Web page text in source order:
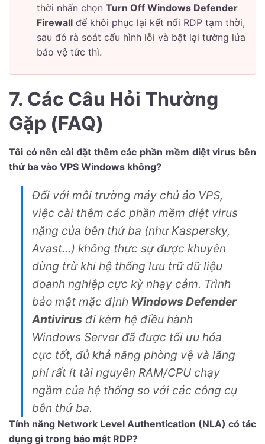
thời nhấn chọn Turn Off Windows Defender
Firewallđể khôi phục lại kết nối RDP tạm thời,
sau đó rà soát cấu hình lỗi và bật lại tường lửa
bảo vệ tức thì.
7. Các Câu Hỏi Thường
Gặp (FAQ)
Tôi có nên cài đặt thêm các phần mềm diệt virus bên
thứ ba vào VPS Windows không?
Đối với môi trường máy chủ ảo VPS,
việc cài thêm các phần mềm diệt virus
nặng của bên thứ ba (như Kaspersky,
Avast...) không thực sự được khuyên
dùng trừ khi hệ thống lưu trữ dữ liệu
doanh nghiệp cực kỳ nhạy cảm. Trình
bảo mật mặc định Windows Defender
Antivirus đi kèm hệ điều hành
Windows Server đã được tối ưu hóa
cực tốt, đủ khả năng phòng vệ và lãng
phí rất ít tài nguyên RAM/CPU chạy
ngầm của hệ thống so với các công cụ
bên thứ ba.
Tính năng Network Level Authentication (NLA) có tác
dụng gì trong bảo mật RDP?